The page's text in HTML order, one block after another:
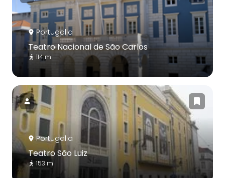
Portugalia
Teatro Nacional de São Carlos
114 m
Portugalia
Teatro São Luiz
153 m